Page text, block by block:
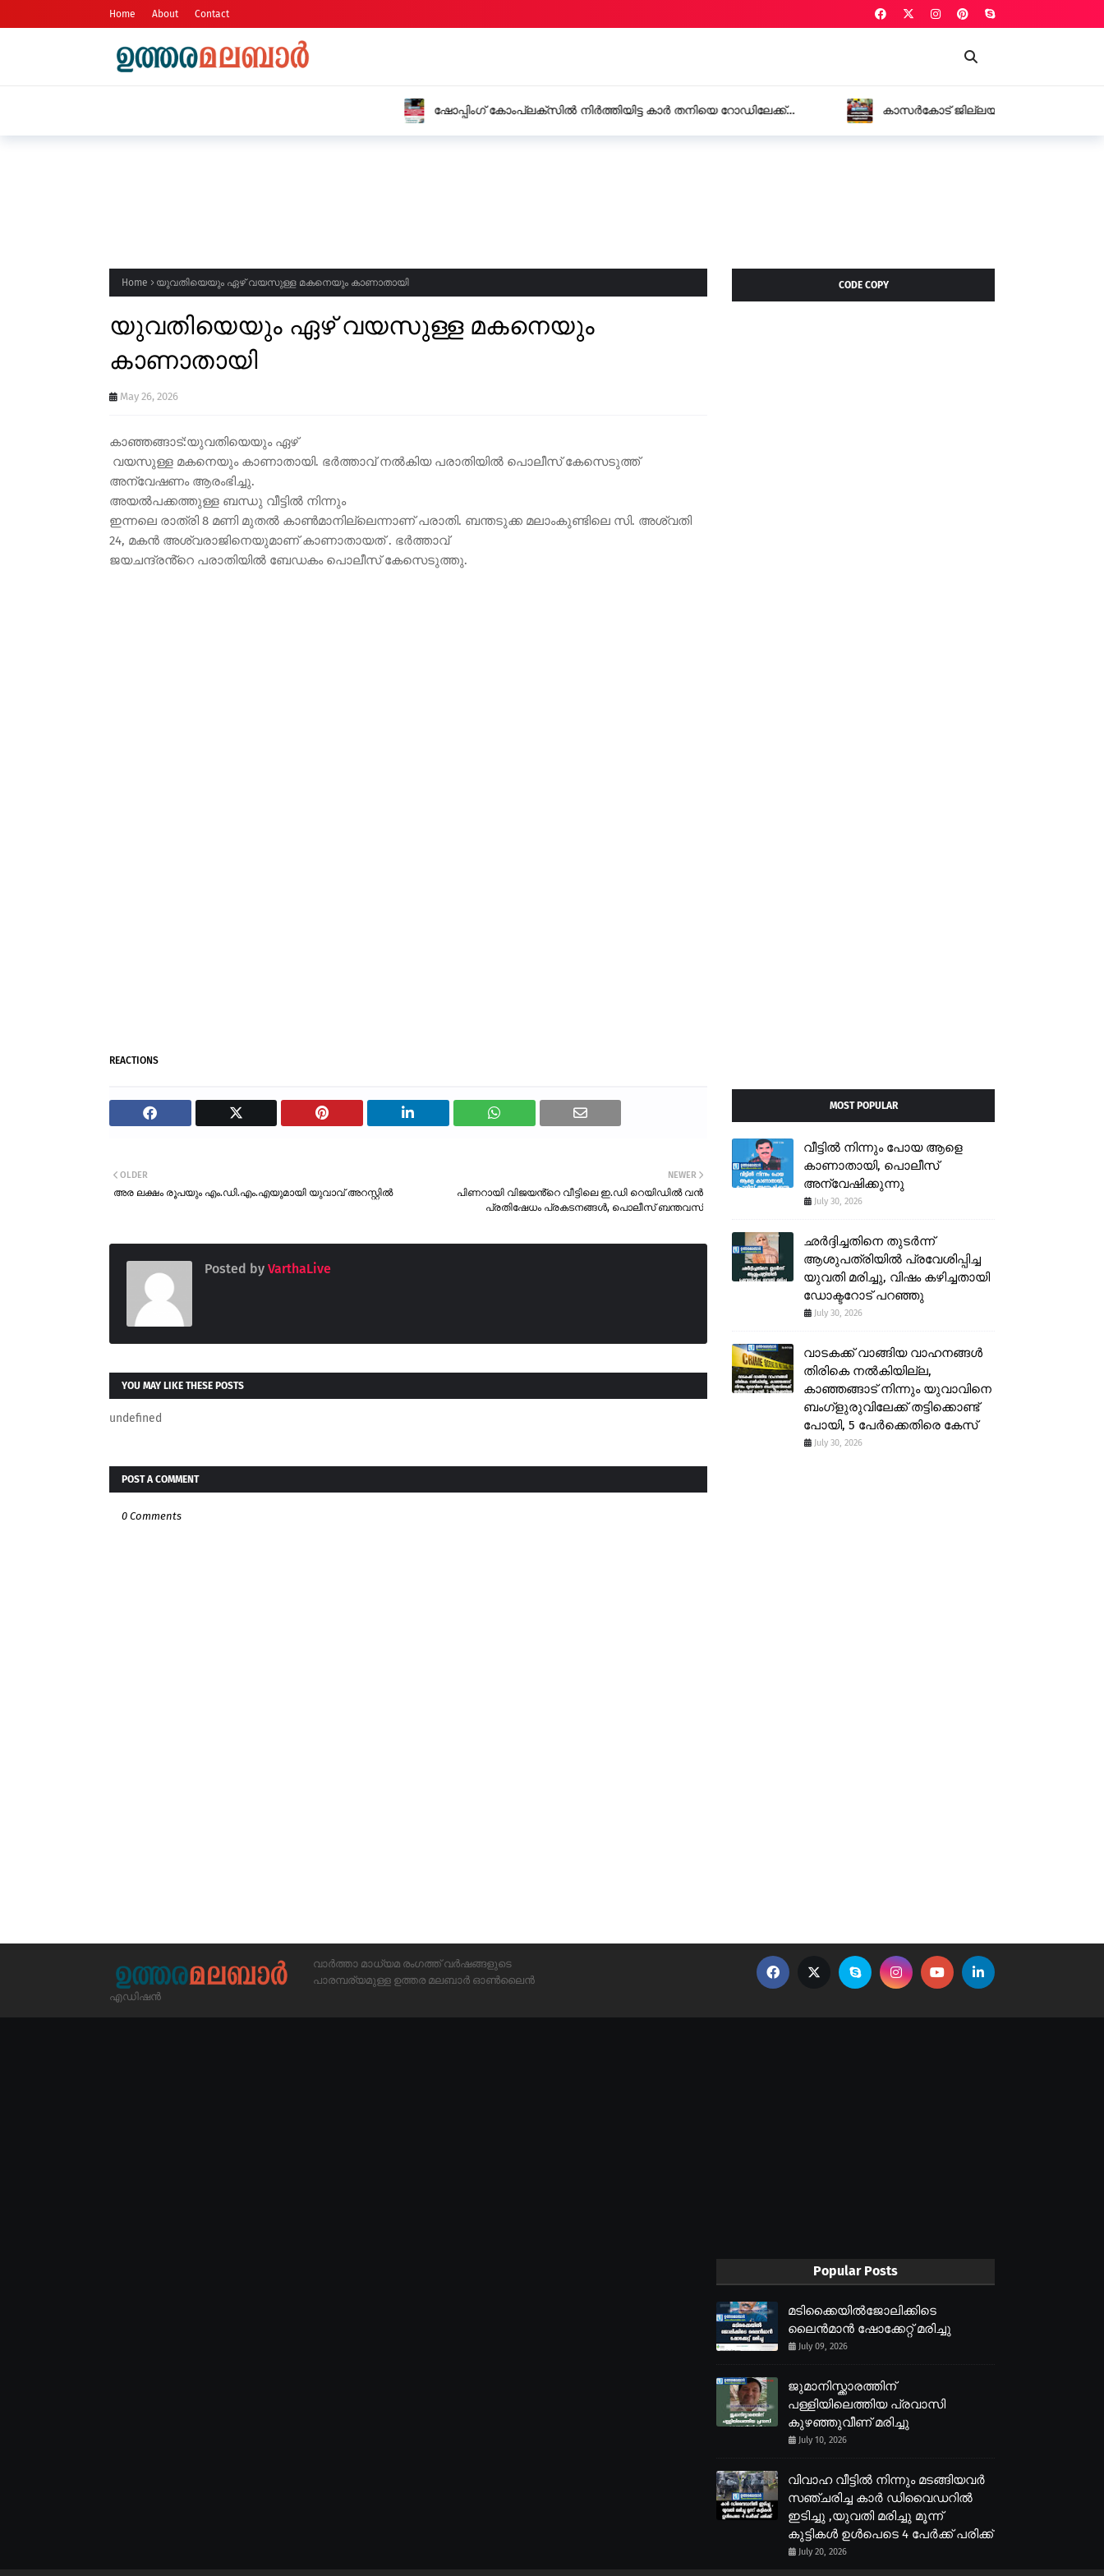
Home About Contact
ഷോപ്പിംഗ് കോംപ്ലക്സിൽ നിർത്തിയിട്ട കാർ തനിയെ റോഡിലേക്ക്
കാസർകോട് ജില്ലയിലെ വിദ്യാഭ്യാസ സ്ഥാപനങ്ങൾക്ക് നാളെ
Home യുവതിയെയും ഏഴ് വയസുള്ള മകനെയും കാണാതായി
യുവതിയെയും ഏഴ് വയസുള്ള മകനെയും
കാണാതായി
May 26, 2026
കാഞ്ഞങ്ങാട്:യുവതിയെയും ഏഴ്
വയസുള്ള മകനെയും കാണാതായി. ഭർത്താവ് നൽകിയ പരാതിയിൽ പൊലീസ് കേസെടുത്ത്
അന്വേഷണം ആരംഭിച്ചു.
അയൽപക്കത്തുള്ള ബന്ധു വീട്ടിൽ നിന്നും
ഇന്നലെ രാത്രി 8 മണി മുതൽ കാൺമാനില്ലെന്നാണ് പരാതി. ബന്തടുക്ക മലാംകുണ്ടിലെ സി. അശ്വതി
24, മകൻ അശ്വരാജിനെയുമാണ് കാണാതായത് . ഭർത്താവ്
ജയചന്ദ്രൻ്റെ പരാതിയിൽ ബേഡകം പൊലീസ് കേസെടുത്തു.
REACTIONS
NEWER
പിണറായി വിജയൻ്റെ വീട്ടിലെ ഇ.ഡി റെയിഡിൽ വൻ
പ്രതിഷേധം പ്രകടനങ്ങൾ, പൊലീസ് ബന്തവസ്
OLDER
അര ലക്ഷം രൂപയും എം.ഡി.എം.എയുമായി യുവാവ് അറസ്റ്റിൽ
Posted by VarthaLive
YOU MAY LIKE THESE POSTS
undefined
POST A COMMENT
0 Comments
CODE COPY
MOST POPULAR
വീട്ടിൽ നിന്നും പോയ ആളെ
കാണാതായി, പൊലീസ്
അന്വേഷിക്കുന്നു
July 30, 2026
ഛർദ്ദിച്ചതിനെ തുടർന്ന്
ആശുപത്രിയിൽ പ്രവേശിപ്പിച്ച
യുവതി മരിച്ചു, വിഷം കഴിച്ചതായി
ഡോക്ടറോട് പറഞ്ഞു
July 30, 2026
വാടകക്ക് വാങ്ങിയ വാഹനങ്ങൾ
തിരികെ നൽകിയില്ല,
കാഞ്ഞങ്ങാട് നിന്നും യുവാവിനെ
ബംഗ്ളുരുവിലേക്ക് തട്ടിക്കൊണ്ട്
പോയി, 5 പേർക്കെതിരെ കേസ്
July 30, 2026
വാർത്താ മാധ്യമ രംഗത്ത് വർഷങ്ങളുടെ
പാരമ്പര്യമുള്ള ഉത്തര മലബാർ ഓൺലൈൻ
എഡിഷൻ
Popular Posts
മടിക്കൈയിൽജോലിക്കിടെ
ലൈൻമാൻ ഷോക്കേറ്റ് മരിച്ചു
July 09, 2026
ജുമാനിസ്ക്കാരത്തിന്
പള്ളിയിലെത്തിയ പ്രവാസി
കുഴഞ്ഞുവീണ് മരിച്ചു
July 10, 2026
വിവാഹ വീട്ടിൽ നിന്നും മടങ്ങിയവർ
സഞ്ചരിച്ച കാർ ഡിവൈഡറിൽ
ഇടിച്ചു ,യുവതി മരിച്ചു മൂന്ന്
കുട്ടികൾ ഉൾപെടെ 4 പേർക്ക് പരിക്ക്
July 20, 2026